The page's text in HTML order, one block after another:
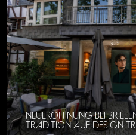
NEUERÖFFNUNG BEI
TRADITION AUF DESIGN